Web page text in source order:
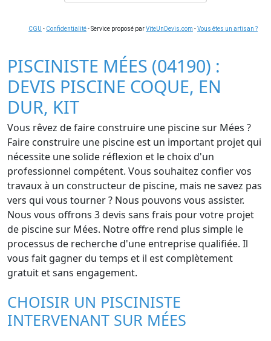
CGU - Confidentialité- Service proposé parViteUnDevis.com -Vous êtes un artisan ?
PISCINISTE MÉES (04190) :
DEVIS PISCINE COQUE, EN
DUR, KIT
Vous rêvez de faire construire une piscine sur Mées ?
Faire construire une piscine est un important projet qui
nécessite une solide réflexion et le choix d'un
professionnel compétent. Vous souhaitez confier vos
travaux à un constructeur de piscine, mais ne savez pas
vers qui vous tourner ? Nous pouvons vous assister.
Nous vous offrons 3 devis sans frais pour votre projet
de piscine sur Mées. Notre offre rend plus simple le
processus de recherche d'une entreprise qualifiée. Il
vous fait gagner du temps et il est complètement
gratuit et sans engagement.
CHOISIR UN PISCINISTE
INTERVENANT SUR MÉES